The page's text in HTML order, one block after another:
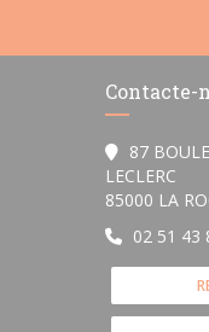
Contacte-
87
LECLERC
85000 LA
02 51 43